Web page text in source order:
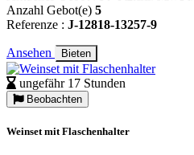
Anzahl Gebot(e) 5
Referenze : J-12818-13257-9
Ansehen Bieten
ungefähr 17 Stunden
Beobachten
Weinset mit Flaschenhalter